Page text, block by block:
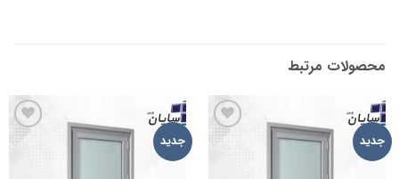
محصولات مرتبط
جدید افزودن جدید افزودن